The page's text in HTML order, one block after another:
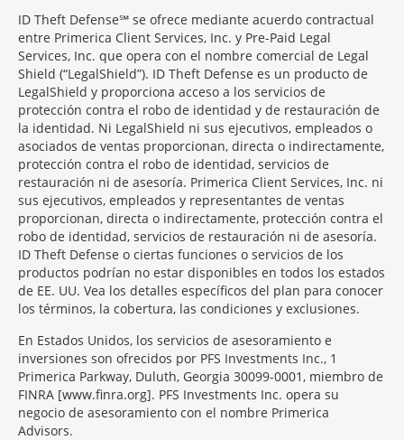
ID Theft Defense℠ se ofrece mediante acuerdo contractual
entre Primerica Client Services, Inc. y Pre-Paid Legal
Services, Inc. que opera con el nombre comercial de Legal
Shield (“LegalShield”). ID Theft Defense es un producto de
LegalShield y proporciona acceso a los servicios de
protección contra el robo de identidad y de restauración de
la identidad. Ni LegalShield ni sus ejecutivos, empleados o
asociados de ventas proporcionan, directa o indirectamente,
protección contra el robo de identidad, servicios de
restauración ni de asesoría. Primerica Client Services, Inc. ni
sus ejecutivos, empleados y representantes de ventas
proporcionan, directa o indirectamente, protección contra el
robo de identidad, servicios de restauración ni de asesoría.
ID Theft Defense o ciertas funciones o servicios de los
productos podrían no estar disponibles en todos los estados
de EE. UU. Vea los detalles específicos del plan para conocer
los términos, la cobertura, las condiciones y exclusiones.
En Estados Unidos, los servicios de asesoramiento e
inversiones son ofrecidos por PFS Investments Inc., 1
Primerica Parkway, Duluth, Georgia 30099-0001, miembro de
FINRA [www.finra.org]. PFS Investments Inc. opera su
negocio de asesoramiento con el nombre Primerica
Advisors.